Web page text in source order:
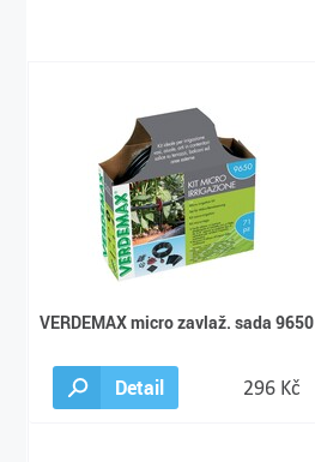
VERDEMAX micro zavlaž. sada 9650
Detail 296 Kč